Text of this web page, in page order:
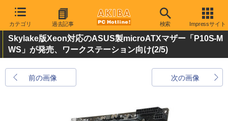
カテゴリ 過去記事 検索 Impressサイト
Skylake版Xeon対応のASUS製microATXマザー「P10S-M
WS」が発売、ワークステーション向け(2/5)
前の画像 次の画像